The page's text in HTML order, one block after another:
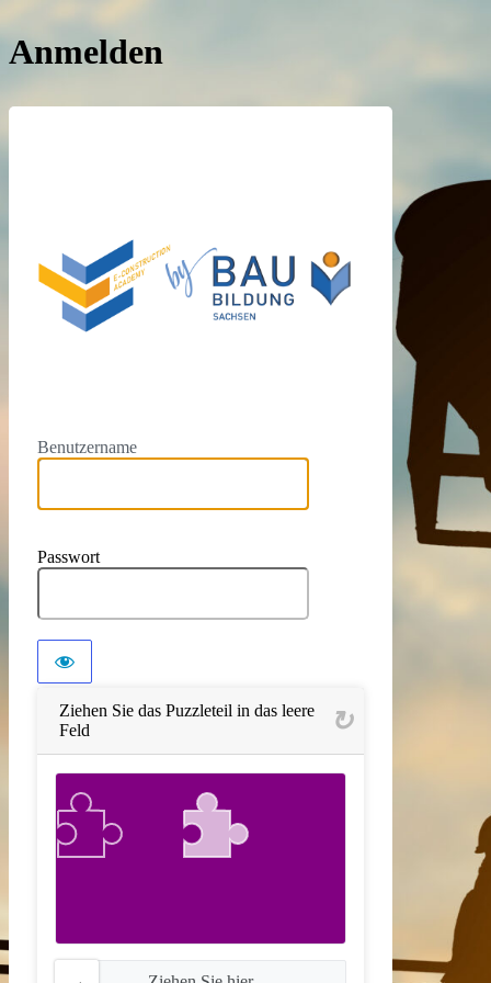
Anmelden
https://
Benutzername
Passwort
Ziehen Sie das Puzzleteil in das leere
Feld